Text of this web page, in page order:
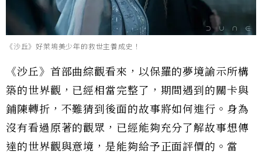
《沙丘》好萊塢美少年的救世主養成史！
《沙丘》首部曲綜觀看來，以保羅的夢境諭示所構
築的世界觀，已經相當完整了，期間遇到的關卡與
鋪陳轉折，不難猜到後面的故事將如何進行。身為
沒有看過原著的觀眾，已經能夠充分了解故事想傳
達的世界觀與意境，是能夠給予正面評價的。當